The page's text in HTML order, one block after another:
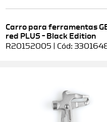
Carro para ferramentas
red PLUS – Black Edition
R20152005 | Cód: